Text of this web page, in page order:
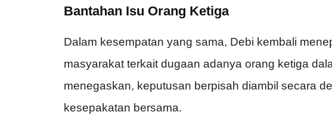
Bantahan Isu Orang Ketiga
Dalam kesempatan yang sama, Debi kembali
masyarakat terkait dugaan adanya orang ketiga
menegaskan, keputusan berpisah diambil secara
kesepakatan bersama.